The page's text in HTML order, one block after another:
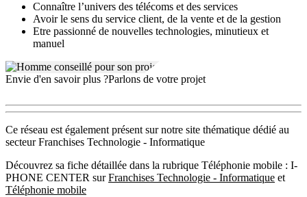
Connaître l’univers des télécoms et des services
Avoir le sens du service client, de la vente et de la gestion
Etre passionné de nouvelles technologies, minutieux et
manuel
Envie d'en savoir plus ?Parlons de votre projet
Ce réseau est également présent sur notre site thématique dédié au
secteur Franchises Technologie - Informatique
Découvrez sa fiche détaillée dans la rubrique Téléphonie mobile : I-
PHONE CENTER surFranchises Technologie - Informatique et
Téléphonie mobile